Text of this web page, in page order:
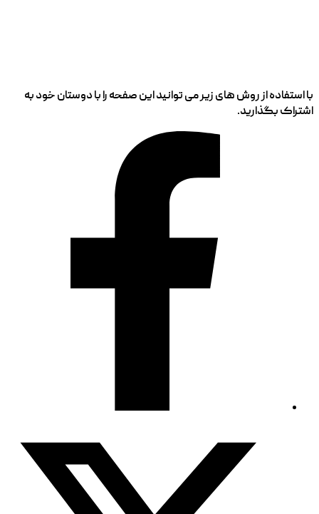
با استفاده از روش های زیر می توانید این صفحه را با دوستان خود به
اشتراک بگذارید.